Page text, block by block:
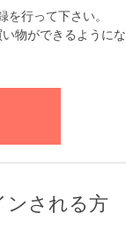
行って下さい。
物ができるように
ンされる方